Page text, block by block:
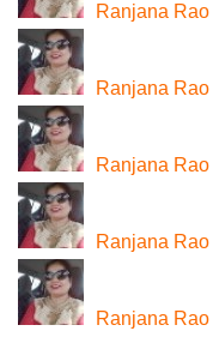
Ranjana Rao
Ranjana Rao
Ranjana Rao
Ranjana Rao
Ranjana Rao